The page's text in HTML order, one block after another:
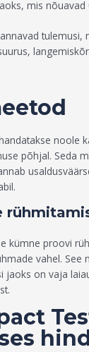
mis nõuavad
tulemusi,
noole
põhjal. Seda
kümne proovi
vahel. See
jaoks on vaja